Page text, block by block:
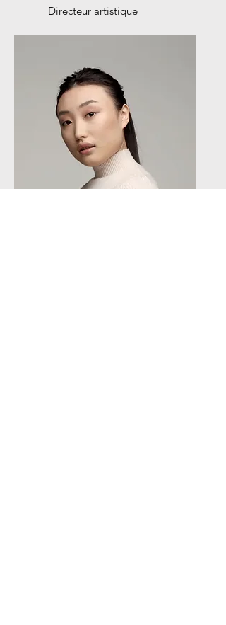
Directeur artistique